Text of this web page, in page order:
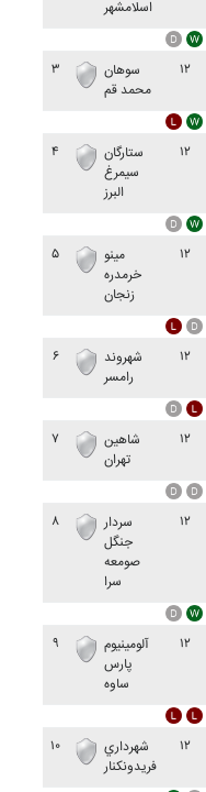
اسلامشهر
۳
سوهان
محمد قم
۱۲
۴
ستارگان
سيمرغ
البرز
۱۲
۵
مينو
خرمدره
زنجان
۱۲
۶
شهروند
رامسر
۱۲
۷
شاهين
تهران
۱۲
۸
سردار
جنگل
صومعه
سرا
۱۲
۹
آلومينيوم
پارس
ساوه
۱۲
۱۰
شهرداري
فريدونکنار
۱۲